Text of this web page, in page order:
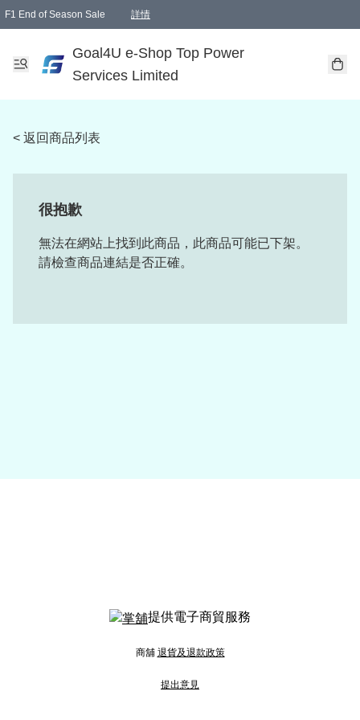
F1 End of Season Sale 詳情
Goal4U e-Shop Top Power
Services Limited
< 返回商品列表
很抱歉
無法在網站上找到此商品，此商品可能已下架。
請檢查商品連結是否正確。
提供電子商貿服務
商舖 退貨及退款政策
提出意見